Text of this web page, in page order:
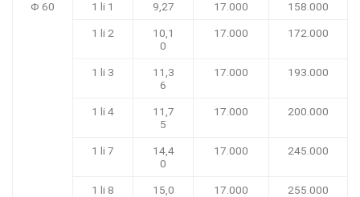
Φ 60 1 li 1 9,27 17.000 158.000
1 li 2
10,1
0
17.000 172.000
1 li 3
11,3
6
17.000 193.000
1 li 4
11,7
5
17.000 200.000
1 li 7
14,4
0
17.000 245.000
1 li 8
15,0
17.000 255.000